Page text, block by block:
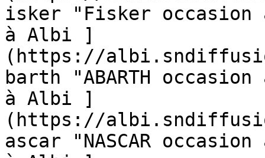
isker "Fisker occasion
à Albi ]
(https://
barth "ABARTH
à Albi ]
(https://
ascar "NASCAR